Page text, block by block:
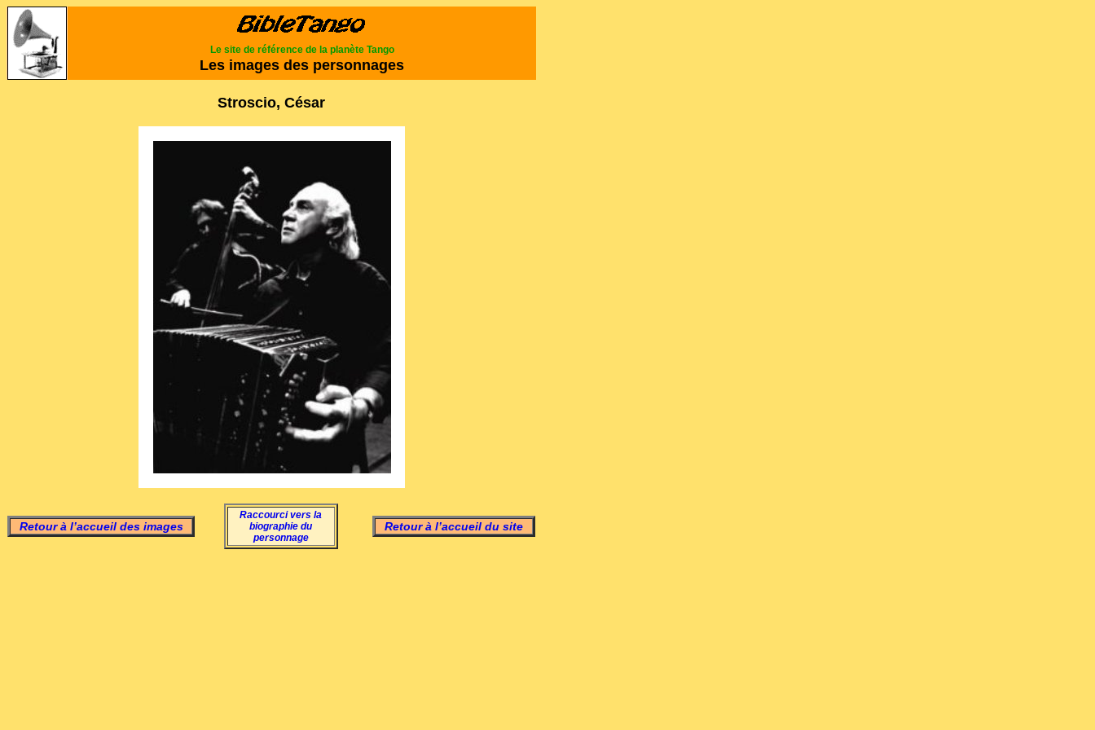
Le site de référence de la planète Tango
Les images des personnages
Stroscio, César
Retour à l’accueil des images
Raccourci vers la
biographie du
personnage
Retour à l’accueil du site